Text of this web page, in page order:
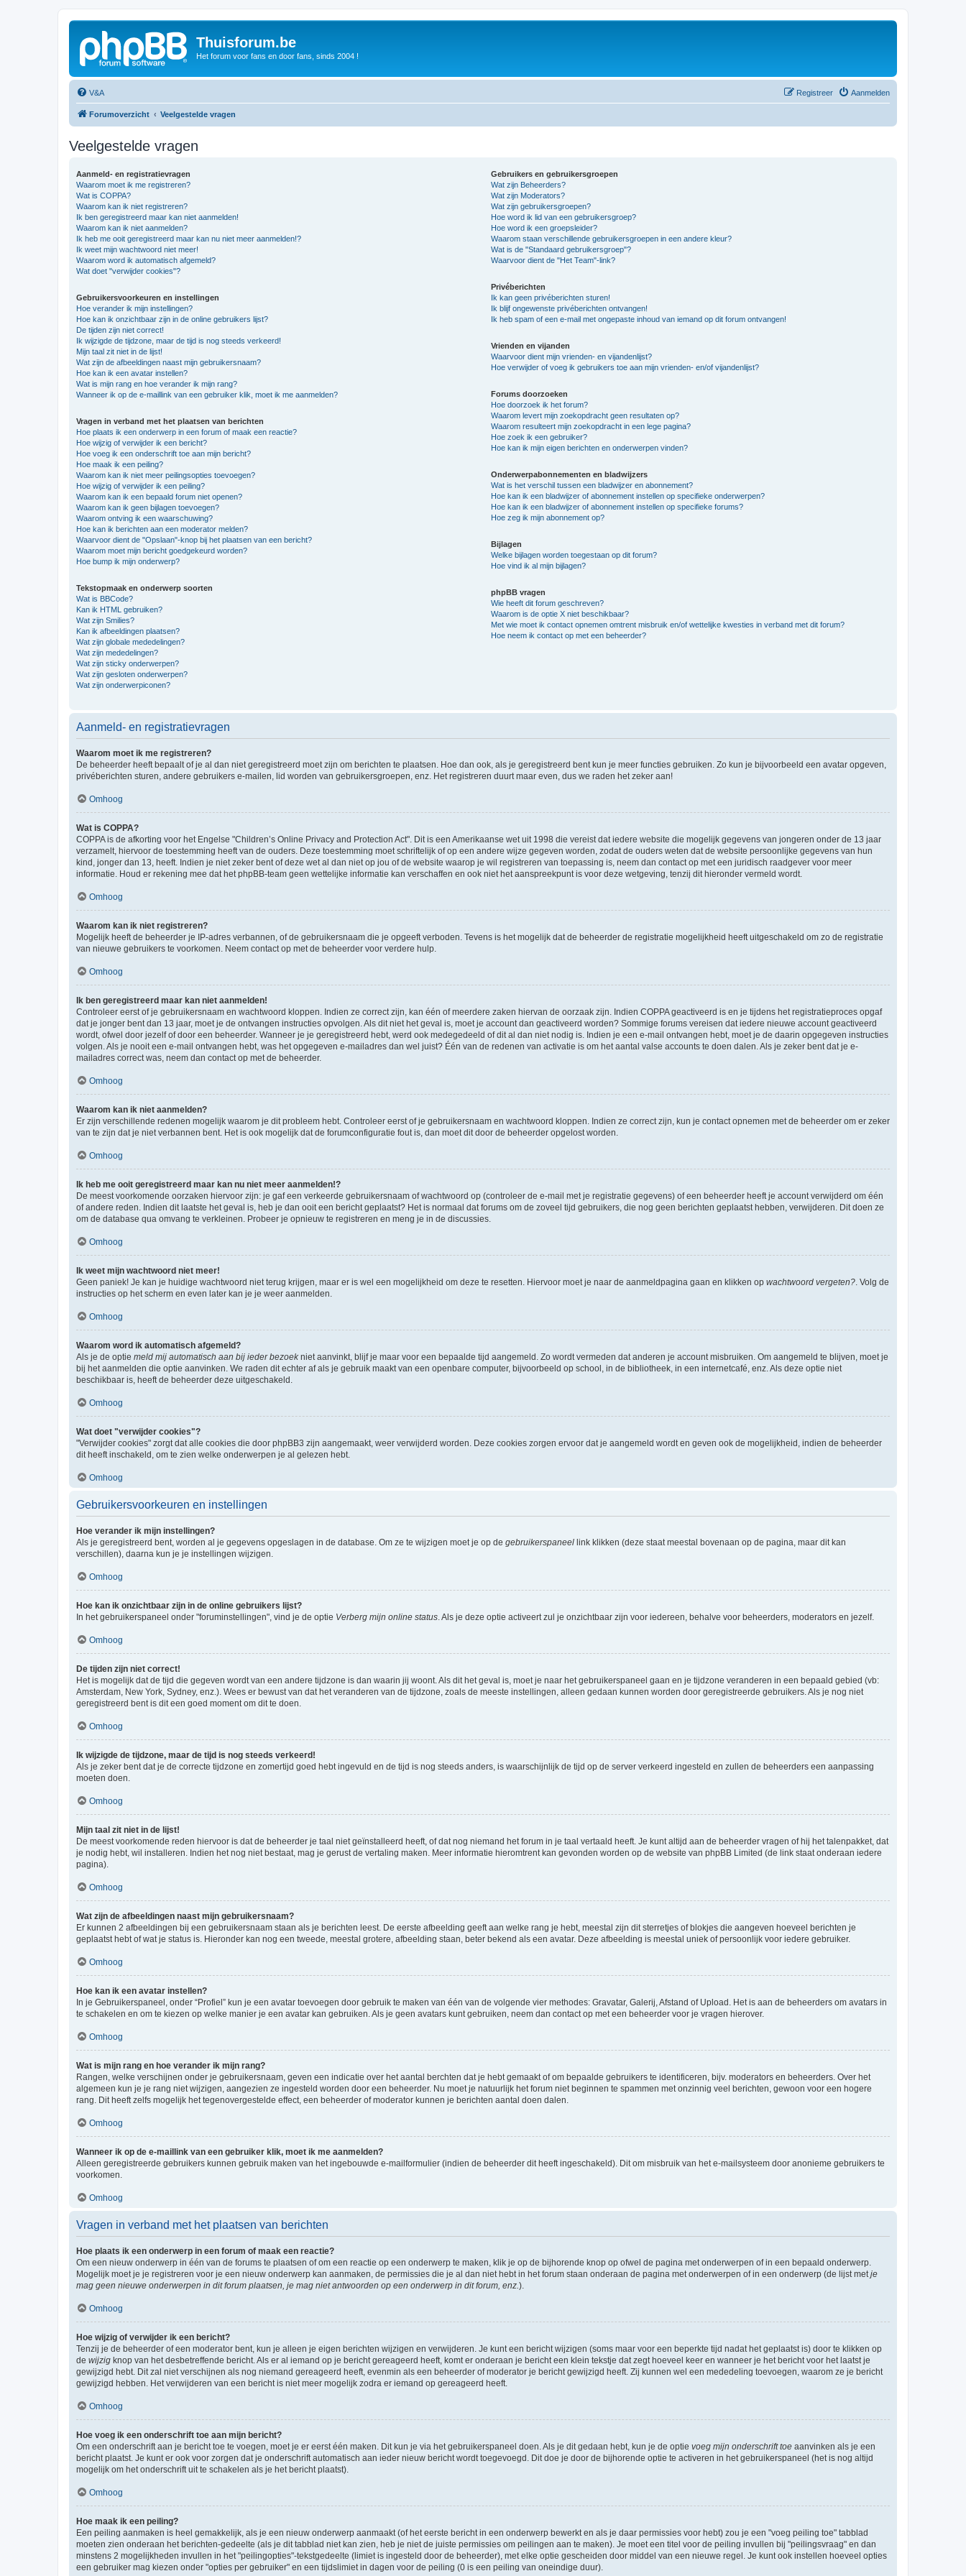
Thuisforum.be
Het forum voor fans en door fans, sinds 2004 !
V&A Aanmelden
Registreer
Forumoverzicht Veelgestelde vragen
Veelgestelde vragen
Aanmeld- en registratievragen
Waarom moet ik me registreren?
Wat is COPPA?
Waarom kan ik niet registreren?
Ik ben geregistreerd maar kan niet aanmelden!
Waarom kan ik niet aanmelden?
Ik heb me ooit geregistreerd maar kan nu niet meer aanmelden!?
Ik weet mijn wachtwoord niet meer!
Waarom word ik automatisch afgemeld?
Wat doet "verwijder cookies"?
Gebruikersvoorkeuren en instellingen
Hoe verander ik mijn instellingen?
Hoe kan ik onzichtbaar zijn in de online gebruikers lijst?
De tijden zijn niet correct!
Ik wijzigde de tijdzone, maar de tijd is nog steeds verkeerd!
Mijn taal zit niet in de lijst!
Wat zijn de afbeeldingen naast mijn gebruikersnaam?
Hoe kan ik een avatar instellen?
Wat is mijn rang en hoe verander ik mijn rang?
Wanneer ik op de e-maillink van een gebruiker klik, moet ik me aanmelden?
Vragen in verband met het plaatsen van berichten
Hoe plaats ik een onderwerp in een forum of maak een reactie?
Hoe wijzig of verwijder ik een bericht?
Hoe voeg ik een onderschrift toe aan mijn bericht?
Hoe maak ik een peiling?
Waarom kan ik niet meer peilingsopties toevoegen?
Hoe wijzig of verwijder ik een peiling?
Waarom kan ik een bepaald forum niet openen?
Waarom kan ik geen bijlagen toevoegen?
Waarom ontving ik een waarschuwing?
Hoe kan ik berichten aan een moderator melden?
Waarvoor dient de "Opslaan"-knop bij het plaatsen van een bericht?
Waarom moet mijn bericht goedgekeurd worden?
Hoe bump ik mijn onderwerp?
Tekstopmaak en onderwerp soorten
Wat is BBCode?
Kan ik HTML gebruiken?
Wat zijn Smilies?
Kan ik afbeeldingen plaatsen?
Wat zijn globale mededelingen?
Wat zijn mededelingen?
Wat zijn sticky onderwerpen?
Wat zijn gesloten onderwerpen?
Wat zijn onderwerpiconen?
Gebruikers en gebruikersgroepen
Wat zijn Beheerders?
Wat zijn Moderators?
Wat zijn gebruikersgroepen?
Hoe word ik lid van een gebruikersgroep?
Hoe word ik een groepsleider?
Waarom staan verschillende gebruikersgroepen in een andere kleur?
Wat is de "Standaard gebruikersgroep"?
Waarvoor dient de "Het Team"-link?
Privéberichten
Ik kan geen privéberichten sturen!
Ik blijf ongewenste privéberichten ontvangen!
Ik heb spam of een e-mail met ongepaste inhoud van iemand op dit forum ontvangen!
Vrienden en vijanden
Waarvoor dient mijn vrienden- en vijandenlijst?
Hoe verwijder of voeg ik gebruikers toe aan mijn vrienden- en/of vijandenlijst?
Forums doorzoeken
Hoe doorzoek ik het forum?
Waarom levert mijn zoekopdracht geen resultaten op?
Waarom resulteert mijn zoekopdracht in een lege pagina?
Hoe zoek ik een gebruiker?
Hoe kan ik mijn eigen berichten en onderwerpen vinden?
Onderwerpabonnementen en bladwijzers
Wat is het verschil tussen een bladwijzer en abonnement?
Hoe kan ik een bladwijzer of abonnement instellen op specifieke onderwerpen?
Hoe kan ik een bladwijzer of abonnement instellen op specifieke forums?
Hoe zeg ik mijn abonnement op?
Bijlagen
Welke bijlagen worden toegestaan op dit forum?
Hoe vind ik al mijn bijlagen?
phpBB vragen
Wie heeft dit forum geschreven?
Waarom is de optie X niet beschikbaar?
Met wie moet ik contact opnemen omtrent misbruik en/of wettelijke kwesties in verband met dit forum?
Hoe neem ik contact op met een beheerder?
Aanmeld- en registratievragen
Waarom moet ik me registreren?
De beheerder heeft bepaalt of je al dan niet geregistreerd moet zijn om berichten te plaatsen. Hoe dan ook, als je geregistreerd bent kun je meer functies gebruiken. Zo kun je bijvoorbeeld een avatar opgeven,
privéberichten sturen, andere gebruikers e-mailen, lid worden van gebruikersgroepen, enz. Het registreren duurt maar even, dus we raden het zeker aan!
Omhoog
Wat is COPPA?
COPPA is de afkorting voor het Engelse "Children’s Online Privacy and Protection Act". Dit is een Amerikaanse wet uit 1998 die vereist dat iedere website die mogelijk gegevens van jongeren onder de 13 jaar
verzamelt, hiervoor de toestemming heeft van de ouders. Deze toestemming moet schriftelijk of op een andere wijze gegeven worden, zodat de ouders weten dat de website persoonlijke gegevens van hun
kind, jonger dan 13, heeft. Indien je niet zeker bent of deze wet al dan niet op jou of de website waarop je wil registreren van toepassing is, neem dan contact op met een juridisch raadgever voor meer
informatie. Houd er rekening mee dat het phpBB-team geen wettelijke informatie kan verschaffen en ook niet het aanspreekpunt is voor deze wetgeving, tenzij dit hieronder vermeld wordt.
Omhoog
Waarom kan ik niet registreren?
Mogelijk heeft de beheerder je IP-adres verbannen, of de gebruikersnaam die je opgeeft verboden. Tevens is het mogelijk dat de beheerder de registratie mogelijkheid heeft uitgeschakeld om zo de registratie
van nieuwe gebruikers te voorkomen. Neem contact op met de beheerder voor verdere hulp.
Omhoog
Ik ben geregistreerd maar kan niet aanmelden!
Controleer eerst of je gebruikersnaam en wachtwoord kloppen. Indien ze correct zijn, kan één of meerdere zaken hiervan de oorzaak zijn. Indien COPPA geactiveerd is en je tijdens het registratieproces opgaf
dat je jonger bent dan 13 jaar, moet je de ontvangen instructies opvolgen. Als dit niet het geval is, moet je account dan geactiveerd worden? Sommige forums vereisen dat iedere nieuwe account geactiveerd
wordt, ofwel door jezelf of door een beheerder. Wanneer je je geregistreerd hebt, werd ook medegedeeld of dit al dan niet nodig is. Indien je een e-mail ontvangen hebt, moet je de daarin opgegeven instructies
volgen. Als je nooit een e-mail ontvangen hebt, was het opgegeven e-mailadres dan wel juist? Één van de redenen van activatie is om het aantal valse accounts te doen dalen. Als je zeker bent dat je e-
mailadres correct was, neem dan contact op met de beheerder.
Omhoog
Waarom kan ik niet aanmelden?
Er zijn verschillende redenen mogelijk waarom je dit probleem hebt. Controleer eerst of je gebruikersnaam en wachtwoord kloppen. Indien ze correct zijn, kun je contact opnemen met de beheerder om er zeker
van te zijn dat je niet verbannen bent. Het is ook mogelijk dat de forumconfiguratie fout is, dan moet dit door de beheerder opgelost worden.
Omhoog
Ik heb me ooit geregistreerd maar kan nu niet meer aanmelden!?
De meest voorkomende oorzaken hiervoor zijn: je gaf een verkeerde gebruikersnaam of wachtwoord op (controleer de e-mail met je registratie gegevens) of een beheerder heeft je account verwijderd om één
of andere reden. Indien dit laatste het geval is, heb je dan ooit een bericht geplaatst? Het is normaal dat forums om de zoveel tijd gebruikers, die nog geen berichten geplaatst hebben, verwijderen. Dit doen ze
om de database qua omvang te verkleinen. Probeer je opnieuw te registreren en meng je in de discussies.
Omhoog
Ik weet mijn wachtwoord niet meer!
Geen paniek! Je kan je huidige wachtwoord niet terug krijgen, maar er is wel een mogelijkheid om deze te resetten. Hiervoor moet je naar de aanmeldpagina gaan en klikken op wachtwoord vergeten? . Volg de
instructies op het scherm en even later kan je je weer aanmelden.
Omhoog
Waarom word ik automatisch afgemeld?
Als je de optie meld mij automatisch aan bij ieder bezoekniet aanvinkt, blijf je maar voor een bepaalde tijd aangemeld. Zo wordt vermeden dat anderen je account misbruiken. Om aangemeld te blijven, moet je
bij het aanmelden die optie aanvinken. We raden dit echter af als je gebruik maakt van een openbare computer, bijvoorbeeld op school, in de bibliotheek, in een internetcafé, enz. Als deze optie niet
beschikbaar is, heeft de beheerder deze uitgeschakeld.
Omhoog
Wat doet "verwijder cookies"?
"Verwijder cookies" zorgt dat alle cookies die door phpBB3 zijn aangemaakt, weer verwijderd worden. Deze cookies zorgen ervoor dat je aangemeld wordt en geven ook de mogelijkheid, indien de beheerder
dit heeft inschakeld, om te zien welke onderwerpen je al gelezen hebt.
Omhoog
Gebruikersvoorkeuren en instellingen
Hoe verander ik mijn instellingen?
Als je geregistreerd bent, worden al je gegevens opgeslagen in de database. Om ze te wijzigen moet je op de gebruikerspaneel link klikken (deze staat meestal bovenaan op de pagina, maar dit kan
verschillen), daarna kun je je instellingen wijzigen.
Omhoog
Hoe kan ik onzichtbaar zijn in de online gebruikers lijst?
In het gebruikerspaneel onder "foruminstellingen", vind je de optie Verberg mijn online status . Als je deze optie activeert zul je onzichtbaar zijn voor iedereen, behalve voor beheerders, moderators en jezelf.
Omhoog
De tijden zijn niet correct!
Het is mogelijk dat de tijd die gegeven wordt van een andere tijdzone is dan waarin jij woont. Als dit het geval is, moet je naar het gebruikerspaneel gaan en je tijdzone veranderen in een bepaald gebied (vb:
Amsterdam, New York, Sydney, enz.). Wees er bewust van dat het veranderen van de tijdzone, zoals de meeste instellingen, alleen gedaan kunnen worden door geregistreerde gebruikers. Als je nog niet
geregistreerd bent is dit een goed moment om dit te doen.
Omhoog
Ik wijzigde de tijdzone, maar de tijd is nog steeds verkeerd!
Als je zeker bent dat je de correcte tijdzone en zomertijd goed hebt ingevuld en de tijd is nog steeds anders, is waarschijnlijk de tijd op de server verkeerd ingesteld en zullen de beheerders een aanpassing
moeten doen.
Omhoog
Mijn taal zit niet in de lijst!
De meest voorkomende reden hiervoor is dat de beheerder je taal niet geïnstalleerd heeft, of dat nog niemand het forum in je taal vertaald heeft. Je kunt altijd aan de beheerder vragen of hij het talenpakket, dat
je nodig hebt, wil installeren. Indien het nog niet bestaat, mag je gerust de vertaling maken. Meer informatie hieromtrent kan gevonden worden op de website van phpBB Limited (de link staat onderaan iedere
pagina).
Omhoog
Wat zijn de afbeeldingen naast mijn gebruikersnaam?
Er kunnen 2 afbeeldingen bij een gebruikersnaam staan als je berichten leest. De eerste afbeelding geeft aan welke rang je hebt, meestal zijn dit sterretjes of blokjes die aangeven hoeveel berichten je
geplaatst hebt of wat je status is. Hieronder kan nog een tweede, meestal grotere, afbeelding staan, beter bekend als een avatar. Deze afbeelding is meestal uniek of persoonlijk voor iedere gebruiker.
Omhoog
Hoe kan ik een avatar instellen?
In je Gebruikerspaneel, onder “Profiel” kun je een avatar toevoegen door gebruik te maken van één van de volgende vier methodes: Gravatar, Galerij, Afstand of Upload. Het is aan de beheerders om avatars in
te schakelen en om te kiezen op welke manier je een avatar kan gebruiken. Als je geen avatars kunt gebruiken, neem dan contact op met een beheerder voor je vragen hierover.
Omhoog
Wat is mijn rang en hoe verander ik mijn rang?
Rangen, welke verschijnen onder je gebruikersnaam, geven een indicatie over het aantal berchten dat je hebt gemaakt of om bepaalde gebruikers te identificeren, bijv. moderators en beheerders. Over het
algemeen kun je je rang niet wijzigen, aangezien ze ingesteld worden door een beheerder. Nu moet je natuurlijk het forum niet beginnen te spammen met onzinnig veel berichten, gewoon voor een hogere
rang. Dit heeft zelfs mogelijk het tegenovergestelde effect, een beheerder of moderator kunnen je berichten aantal doen dalen.
Omhoog
Wanneer ik op de e-maillink van een gebruiker klik, moet ik me aanmelden?
Alleen geregistreerde gebruikers kunnen gebruik maken van het ingebouwde e-mailformulier (indien de beheerder dit heeft ingeschakeld). Dit om misbruik van het e-mailsysteem door anonieme gebruikers te
voorkomen.
Omhoog
Vragen in verband met het plaatsen van berichten
Hoe plaats ik een onderwerp in een forum of maak een reactie?
Om een nieuw onderwerp in één van de forums te plaatsen of om een reactie op een onderwerp te maken, klik je op de bijhorende knop op ofwel de pagina met onderwerpen of in een bepaald onderwerp.
Mogelijk moet je je registreren voor je een nieuw onderwerp kan aanmaken, de permissies die je al dan niet hebt in het forum staan onderaan de pagina met onderwerpen of in een onderwerp (de lijst met je
mag geen nieuwe onderwerpen in dit forum plaatsen, je mag niet antwoorden op een onderwerp in dit forum, enz. ).
Omhoog
Hoe wijzig of verwijder ik een bericht?
Tenzij je de beheerder of een moderator bent, kun je alleen je eigen berichten wijzigen en verwijderen. Je kunt een bericht wijzigen (soms maar voor een beperkte tijd nadat het geplaatst is) door te klikken op
de wijzig knop van het desbetreffende bericht. Als er al iemand op je bericht gereageerd heeft, komt er onderaan je bericht een klein tekstje dat zegt hoeveel keer en wanneer je het bericht voor het laatst je
gewijzigd hebt. Dit zal niet verschijnen als nog niemand gereageerd heeft, evenmin als een beheerder of moderator je bericht gewijzigd heeft. Zij kunnen wel een mededeling toevoegen, waarom ze je bericht
gewijzigd hebben. Het verwijderen van een bericht is niet meer mogelijk zodra er iemand op gereageerd heeft.
Omhoog
Hoe voeg ik een onderschrift toe aan mijn bericht?
Om een onderschrift aan je bericht toe te voegen, moet je er eerst één maken. Dit kun je via het gebruikerspaneel doen. Als je dit gedaan hebt, kun je de optie voeg mijn onderschrift toe aanvinken als je een
bericht plaatst. Je kunt er ook voor zorgen dat je onderschrift automatisch aan ieder nieuw bericht wordt toegevoegd. Dit doe je door de bijhorende optie te activeren in het gebruikerspaneel (het is nog altijd
mogelijk om het onderschrift uit te schakelen als je het bericht plaatst).
Omhoog
Hoe maak ik een peiling?
Een peiling aanmaken is heel gemakkelijk, als je een nieuw onderwerp aanmaakt (of het eerste bericht in een onderwerp bewerkt en als je daar permissies voor hebt) zou je een "voeg peiling toe" tabblad
moeten zien onderaan het berichten-gedeelte (als je dit tabblad niet kan zien, heb je niet de juiste permissies om peilingen aan te maken). Je moet een titel voor de peiling invullen bij "peilingsvraag" en dan
minstens 2 mogelijkheden invullen in het "peilingopties"-tekstgedeelte (limiet is ingesteld door de beheerder), met elke optie gescheiden door middel van een nieuwe regel. Je kunt ook instellen hoeveel opties
een gebruiker mag kiezen onder "opties per gebruiker" en een tijdslimiet in dagen voor de peiling (0 is een peiling van oneindige duur).